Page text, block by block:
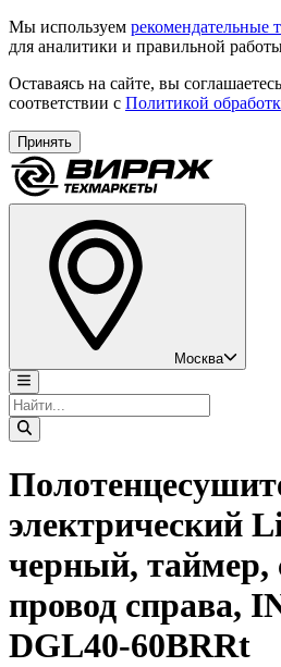
Мы используем рекомендательные
для аналитики и правильной
Оставаясь на сайте, вы
соответствии с Политикой
Принять
Москва
электрический
черный,
провод справа,
DGL40-60BRRt